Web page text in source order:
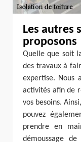
Les autres
proposons
Quelle que soit
des travaux à
expertise. Nous
activités afin de
vos besoins.
pouvez
prendre en
démoussage